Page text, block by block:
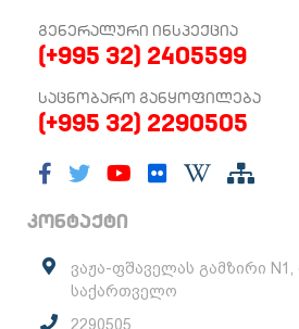
ᲒᲔᲜᲔᲠᲐᲚᲣᲠᲘ ᲘᲜᲡᲞᲔᲥᲪᲘᲐ
(+995 32) 2405599
ᲡᲐᲪᲜᲝᲑᲐᲠᲝ ᲒᲐᲜᲧᲝᲤᲘᲚᲔᲑᲐ
(+995 32) 2290505
კონტაქტი
ვაჟა-ფშაველას გამზირი N1,
საქართველო
2290505